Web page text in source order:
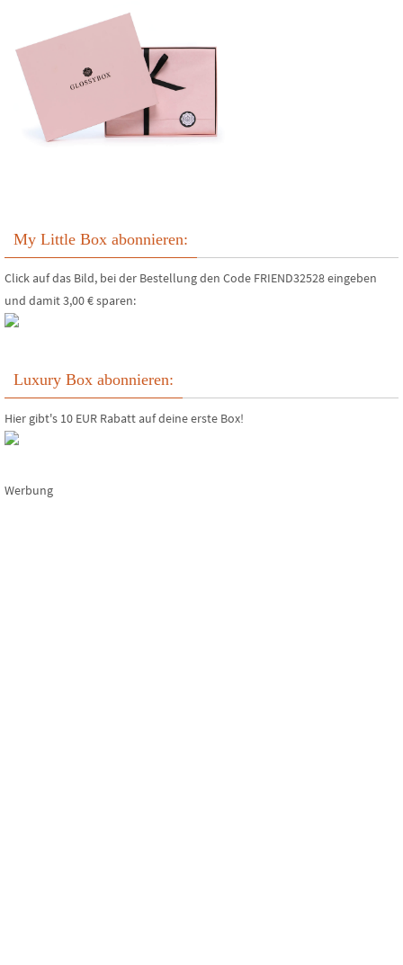
My Little Box abonnieren:
Click auf das Bild, bei der Bestellung den Code FRIEND32528 eingeben
und damit 3,00 € sparen:
Luxury Box abonnieren:
Hier gibt's 10 EUR Rabatt auf deine erste Box!
Werbung